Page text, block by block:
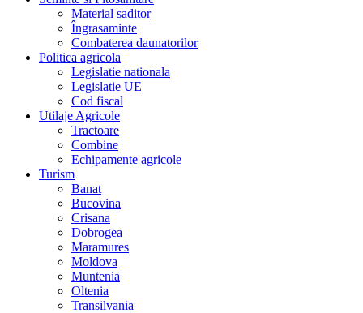
Material saditor
Îngrasaminte
Combaterea daunatorilor
Politica agricola
Legislatie nationala
Legislatie UE
Cod fiscal
Utilaje Agricole
Tractoare
Combine
Echipamente agricole
Turism
Banat
Bucovina
Crisana
Dobrogea
Maramures
Moldova
Muntenia
Oltenia
Transilvania